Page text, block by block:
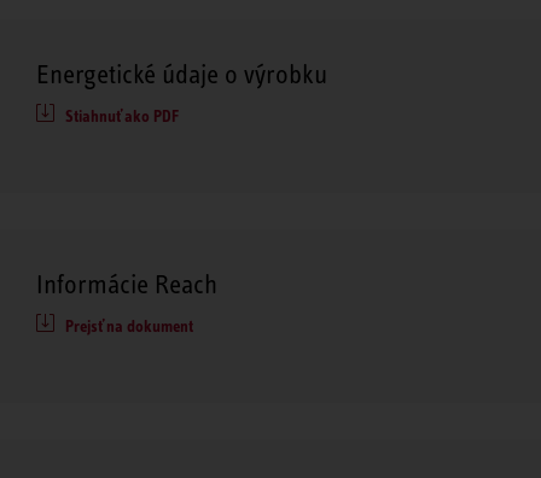
Energetické údaje o výrobku
Stiahnuť ako PDF
Informácie Reach
Prejsť na dokument